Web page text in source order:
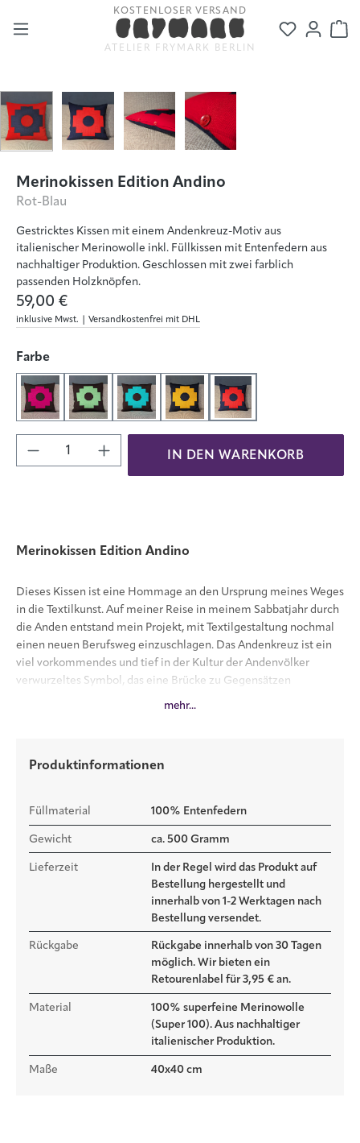
Zum Hauptinhalt springenKOSTENLOSER VERSAND
ATELIER FRYMARK BERLIN
Du hast 0
Merinokissen Edition Andino
Rot-Blau
Gestricktes Kissen mit einem Andenkreuz-Motiv aus
italienischer Merinowolle inkl. Füllkissen mit Entenfedern aus
nachhaltiger Produktion. Geschlossen mit zwei farblich
passenden Holzknöpfen.
59,00 €
inklusive Mwst. | Versandkostenfrei mit DHL
Farbeauswählen
Dunkelbraun-Fuchsia
Dunkelbraun-Hellgrün
Dunkelbraun-Türkis
Gelb-BlauRot-Blau
Produkt Anzahl: Gib den gewünschten
IN DEN WARENKORB
Merinokissen Edition Andino
Dieses Kissen ist eine Hommage an den Ursprung meines Weges
in die Textilkunst. Auf meiner Reise in meinem Sabbatjahr durch
die Anden entstand mein Projekt, mit Textilgestaltung nochmal
einen neuen Berufsweg einzuschlagen. Das Andenkreuz ist ein
viel vorkommendes und tief in der Kultur der Andenvölker
verwurzeltes Symbol, das eine Brücke zu Gegensätzen
mehr...
Produktinformationen
Füllmaterial 100% Entenfedern
Gewicht ca. 500 Gramm
Lieferzeit
In der Regel wird das Produkt auf
Bestellung hergestellt und
innerhalb von 1-2 Werktagen nach
Bestellung versendet.
Rückgabe
Rückgabe innerhalb von 30 Tagen
möglich. Wir bieten ein
Retourenlabel für 3,95 € an.
Material
100% superfeine Merinowolle
(Super 100). Aus nachhaltiger
italienischer Produktion.
Maße 40x40 cm